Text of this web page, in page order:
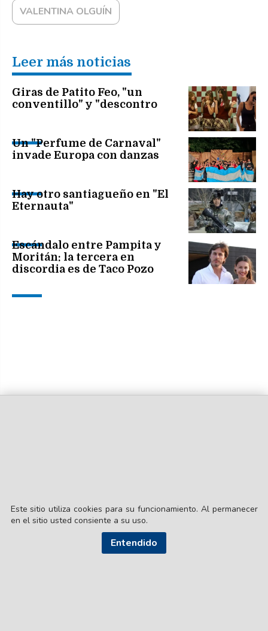
VALENTINA OLGUÍN
Leer más noticias
Giras de Patito Feo, "un
conventillo" y "descontro
Un "Perfume de Carnaval"
invade Europa con danzas
Hay otro santiagueño en "El
Eternauta"
Escándalo entre Pampita y
Moritán: la tercera en
discordia es de Taco Pozo
Este sitio utiliza cookies para su funcionamiento. Al permanecer
en el sitio usted consiente a su uso.
Entendido